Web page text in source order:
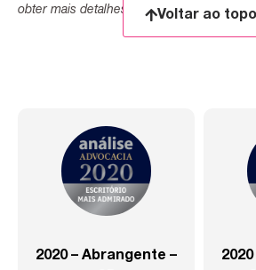
obter mais detalhes.
Voltar ao topo
2020 – Abrangente –